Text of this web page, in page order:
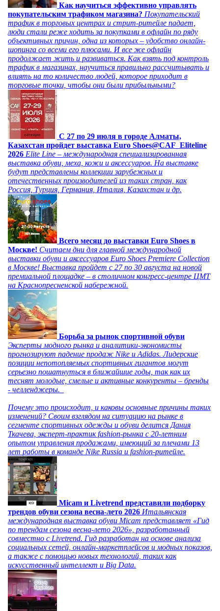
Как научиться эффективно управлять
покупательским трафиком магазина? Покупательский
трафик в торговых центрах и стрит-ритейле падает,
люди стали реже ходить за покупками в офлайн по ряду
объективных причин, одна из которых – удобство онлайн-
шопинга со всеми его плюсами. И все же офлайн
продолжает жить и развиваться. Как взять под контроль
трафик в магазинах, научиться правильно рассчитывать и
влиять на то количество людей, которое приходит в
торговые точки, чтобы они были прибыльными?
C 27 по 29 июля в городе Алматы,
Казахстан пройдет выставка Euro Shoes@CAF_Eliteline
2026 Elite Line – международная специализированная
выставка обуви, меха, кожи и аксессуаров. На выставке
будут представлены коллекции зарубежных и
отечественных производителей из таких стран, как
Россия, Турция, Германия, Италия, Казахстан и др.
Всего месяц до выставки Euro Shoes в
Москве! Считаем дни для главной международной
выставки обуви и аксессуаров Euro Shoes Premiere Collection
в Москве! Выставка пройдет с 27 по 30 августа на новой
премиальной площадке – в столичном конгресс-центре ЦМТ
на Краснопресненской набережной.
Борьба за рынок спортивной обуви
Эксперты модного рынка и аналитики-экономисты
прогнозируют падение продаж Nike и Adidas. Лидерские
позиции непотопляемых спортивных гигантов могут
серьезно пошатнуться в ближайшие годы, так как их
теснят молодые, смелые и активные конкуренты – бренды
- челленджеры.
Почему это происходит, и каковы основные причины таких
изменений? Своим взглядом на ситуацию на рынке в
сегменте спортивных одежды и обуви делится Дания
Ткачева, эксперт-практик fashion-рынка с 20-летним
опытом управления продажами, имеющий за плечами 13
лет работы в команде Nike Russia и fashion-ритейле.
Micam и Livetrend представили подборку
трендов обуви сезона весна-лето 2026 Итальянская
международная выставка обуви Micam представляет «Гид
по трендам сезона весна-лето 2026», разработанный
совместно с Livetrend. Гид разработан на основе анализа
социальных сетей, онлайн-маркетплейсов и модных показов,
а также с помощью новых технологий, таких как
искусственный интеллект и Big Data.